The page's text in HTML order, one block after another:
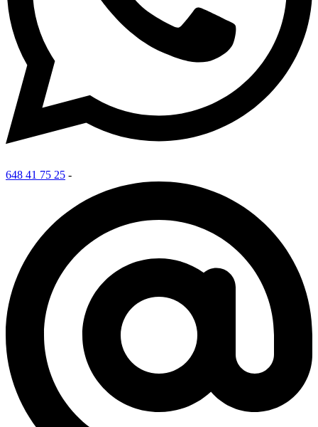
648 41 75 25 -